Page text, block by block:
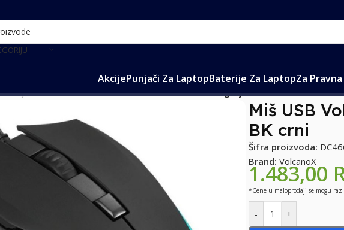
AkcijePunjači Za LaptopBaterije Za LaptopZa Pravna
/Miševi i tastature/Miš USB Volkano VX Gaming Hydra VX-212-BK crni
Miš USB
BK crni
Šifra proizvoda:
Brand: VolcanoX
1.483,00
*Cene u maloprodaji se mogu
- +